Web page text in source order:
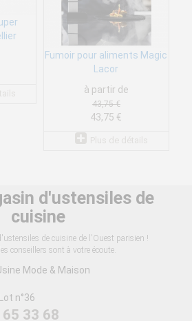
Fumoir pour aliments Magic
Lacor
à partir de
43,75 €
43,75 €
d'ustensiles de
cuisine
de cuisine de l'Ouest parisien !
conseillers sont à votre écoute.
Mode & Maison
n°36
33 68